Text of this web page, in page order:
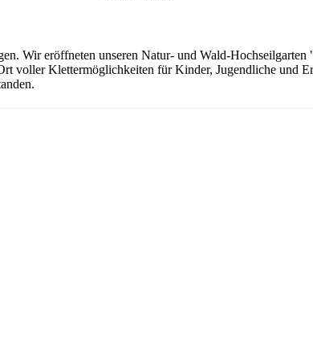
Wir eröffneten unseren Natur- und Wald-
voller Klettermöglichkeiten für Kinder, Jugendliche und